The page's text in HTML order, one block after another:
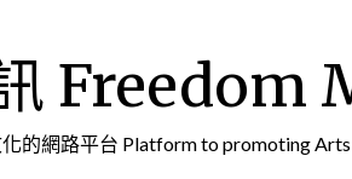
Freedom
的網路平台 Platform to promoting Arts